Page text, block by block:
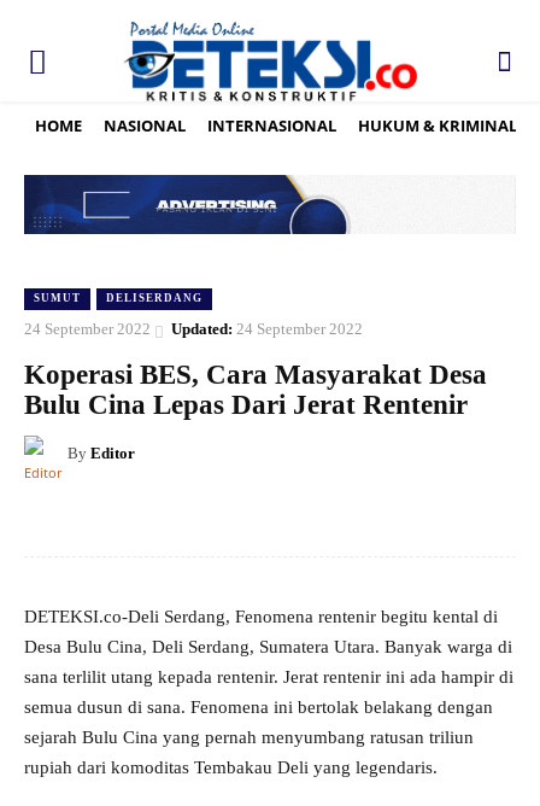
HOME NASIONAL INTERNASIONAL HUKUM & KRIMINAL
SUMUT DELISERDANG
24 September 2022 Updated: 24 September 2022
Koperasi BES, Cara Masyarakat Desa
Bulu Cina Lepas Dari Jerat Rentenir
By Editor
DETEKSI.co-Deli Serdang, Fenomena rentenir begitu kental di
Desa Bulu Cina, Deli Serdang, Sumatera Utara. Banyak warga di
sana terlilit utang kepada rentenir. Jerat rentenir ini ada hampir di
semua dusun di sana. Fenomena ini bertolak belakang dengan
sejarah Bulu Cina yang pernah menyumbang ratusan triliun
rupiah dari komoditas Tembakau Deli yang legendaris.